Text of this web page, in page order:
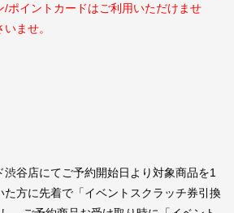
/ポイントカードはご利用いただけませ
ませ。
谷店にてご予約開始日より対象商品を1
た方に先着で「イベントスクラッチ券引換